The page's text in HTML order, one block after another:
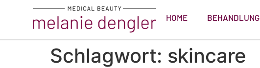
HOME
Schlagwort: skincare